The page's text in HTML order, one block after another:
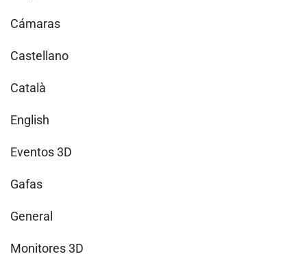
Cámaras
Castellano
Català
English
Eventos 3D
Gafas
General
Monitores 3D